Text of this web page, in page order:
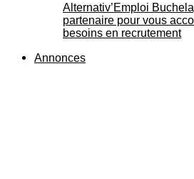
Alternativ’Emploi
partenaire pour vous
besoins en recrutement
Annonces